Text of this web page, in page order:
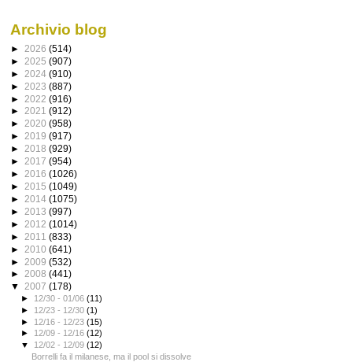
Archivio blog
► 2026 (514)
► 2025 (907)
► 2024 (910)
► 2023 (887)
► 2022 (916)
► 2021 (912)
► 2020 (958)
► 2019 (917)
► 2018 (929)
► 2017 (954)
► 2016 (1026)
► 2015 (1049)
► 2014 (1075)
► 2013 (997)
► 2012 (1014)
► 2011 (833)
► 2010 (641)
► 2009 (532)
► 2008 (441)
▼ 2007 (178)
► 12/30 - 01/06(11)
► 12/23 - 12/30(1)
► 12/16 - 12/23(15)
► 12/09 - 12/16(12)
▼ 12/02 - 12/09(12)
Borrelli fa il milanese, ma il pool si dissolve